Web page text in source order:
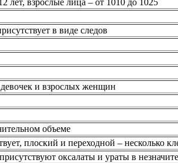
лет, взрослые лица – от 1010 до 1025
в виде следов
и взрослых женщин
объеме
плоский и переходной – несколько
оксалаты и ураты в